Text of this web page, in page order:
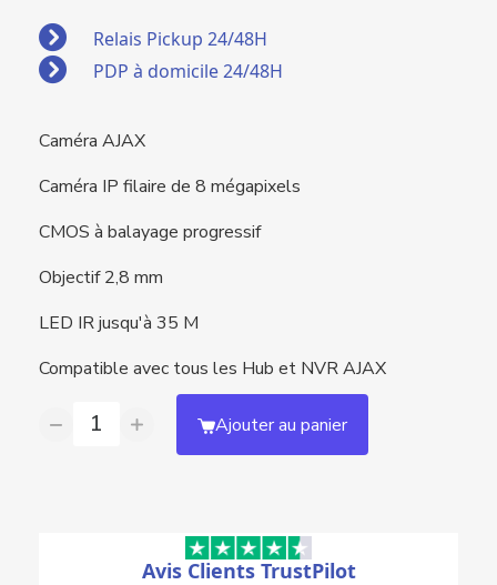
Relais Pickup 24/48H
PDP à domicile 24/48H
Caméra AJAX
Caméra IP filaire de 8 mégapixels
CMOS à balayage progressif
Objectif 2,8 mm
LED IR jusqu'à 35 M
Compatible avec tous les Hub et NVR AJAX
Ajouter au panier
Avis Clients TrustPilot